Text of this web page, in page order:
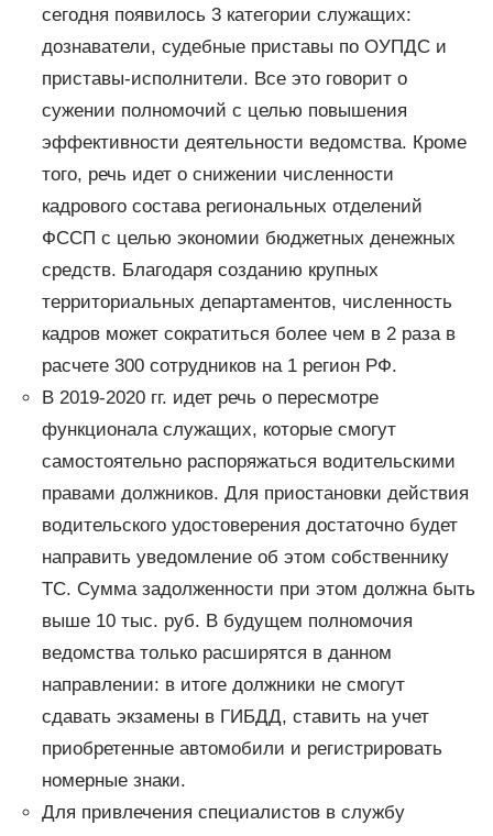
сегодня появилось 3 категории служащих:
дознаватели, судебные приставы по ОУПДС и
приставы-исполнители. Все это говорит о
сужении полномочий с целью повышения
эффективности деятельности ведомства. Кроме
того, речь идет о снижении численности
кадрового состава региональных отделений
ФССП с целью экономии бюджетных денежных
средств. Благодаря созданию крупных
территориальных департаментов, численность
кадров может сократиться более чем в 2 раза в
расчете 300 сотрудников на 1 регион РФ.
В 2019-2020 гг. идет речь о пересмотре
функционала служащих, которые смогут
самостоятельно распоряжаться водительскими
правами должников. Для приостановки действия
водительского удостоверения достаточно будет
направить уведомление об этом собственнику
ТС. Сумма задолженности при этом должна быть
выше 10 тыс. руб. В будущем полномочия
ведомства только расширятся в данном
направлении: в итоге должники не смогут
сдавать экзамены в ГИБДД, ставить на учет
приобретенные автомобили и регистрировать
номерные знаки.
Для привлечения специалистов в службу